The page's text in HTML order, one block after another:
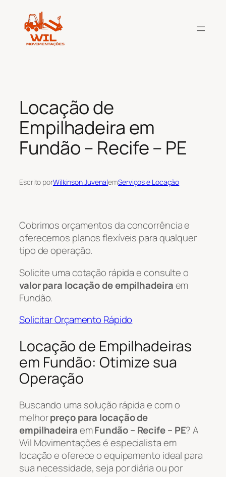
conteúdo
Locação de
Empilhadeira em
Fundão – Recife – PE
Escrito porWilkinson JuvenalemServiços e Locação
Cobrimos orçamentos da concorrência e
oferecemos planos flexíveis para qualquer
tipo de operação.
Solicite uma cotação rápida e consulte o
valor para locação de empilhadeiraem
Fundão.
Solicitar Orçamento Rápido
Locação de Empilhadeiras
em Fundão: Otimize sua
Operação
Buscando uma solução rápida e com o
melhorpreço para locação de
empilhadeiraemFundão – Recife – PE? A
Wil Movimentações é especialista em
locação e oferece o equipamento ideal para
sua necessidade, seja por diária ou por